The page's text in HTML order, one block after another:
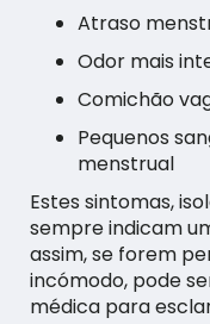
Atraso
Odor mais
Comichão
Pequenos
menstrual
Estes sintomas,
sempre indicam
assim, se forem
incómodo, pode
médica para